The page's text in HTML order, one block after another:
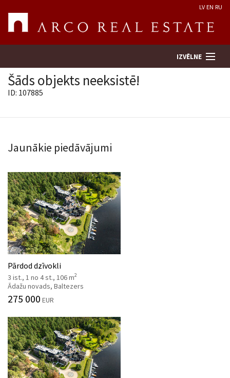
LV EN RU
IZVĒLNE
Uzņēmums
Pakalpojumi
Kontakti
Šāds objekts neeksistē!
ID: 107885
Jaunākie piedāvājumi
Pārdod dzīvokli
3 ist., 1 no 4 st., 106 m2
Ādažu novads, Baltezers
275 000 EUR